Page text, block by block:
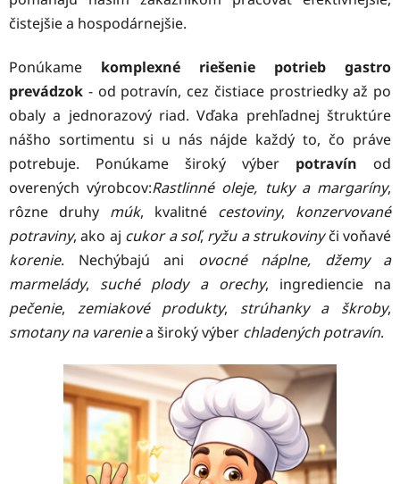
čistejšie a hospodárnejšie.
Ponúkame komplexné riešenie potrieb gastro
prevádzok - od potravín, cez čistiace prostriedky až po
obaly a jednorazový riad. Vďaka prehľadnej štruktúre
nášho sortimentu si u nás nájde každý to, čo práve
potrebuje. Ponúkame široký výber potravín od
overených výrobcov:Rastlinné oleje, tuky a margaríny,
rôzne druhy múk, kvalitné cestoviny, konzervované
potraviny, ako aj cukor a soľ,ryžu a strukovinyči voňavé
korenie. Nechýbajú ani ovocné náplne, džemy a
marmelády, suché plody a orechy, ingrediencie na
pečenie, zemiakové produkty, strúhanky a škroby,
smotany na vareniea široký výber chladených potravín.